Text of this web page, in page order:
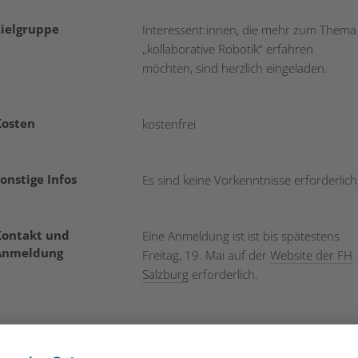
Interessent:innen, die mehr zum Thema
„kollaborative Robotik“ erfahren
möchten, sind herzlich eingeladen.
kostenfrei
Infos Es sind keine Vorkenntnisse
und
Eine Anmeldung ist ist bis spätestens
Freitag, 19. Mai auf der Website der FH
Salzburg erforderlich.